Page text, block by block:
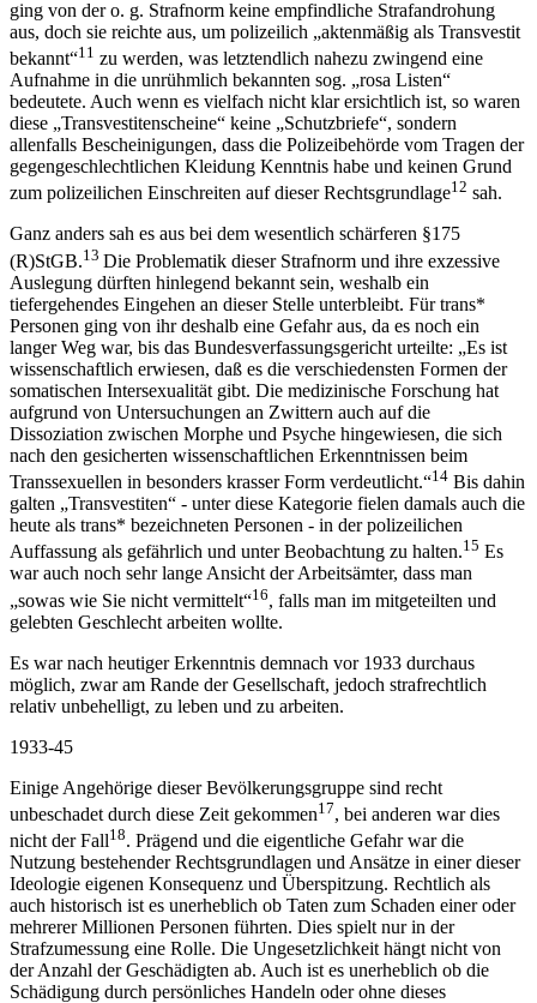
ging von der o. g. Strafnorm keine empfindliche Strafandrohung
aus, doch sie reichte aus, um polizeilich „aktenmäßig als Transvestit
bekannt“11 zu werden, was letztendlich nahezu zwingend eine
Aufnahme in die unrühmlich bekannten sog. „rosa Listen“
bedeutete. Auch wenn es vielfach nicht klar ersichtlich ist, so waren
diese „Transvestitenscheine“ keine „Schutzbriefe“, sondern
allenfalls Bescheinigungen, dass die Polizeibehörde vom Tragen der
gegengeschlechtlichen Kleidung Kenntnis habe und keinen Grund
zum polizeilichen Einschreiten auf dieser Rechtsgrundlage12 sah.
Ganz anders sah es aus bei dem wesentlich schärferen §175
(R)StGB.13 Die Problematik dieser Strafnorm und ihre exzessive
Auslegung dürften hinlegend bekannt sein, weshalb ein
tiefergehendes Eingehen an dieser Stelle unterbleibt. Für trans*
Personen ging von ihr deshalb eine Gefahr aus, da es noch ein
langer Weg war, bis das Bundesverfassungsgericht urteilte: „Es ist
wissenschaftlich erwiesen, daß es die verschiedensten Formen der
somatischen Intersexualität gibt. Die medizinische Forschung hat
aufgrund von Untersuchungen an Zwittern auch auf die
Dissoziation zwischen Morphe und Psyche hingewiesen, die sich
nach den gesicherten wissenschaftlichen Erkenntnissen beim
Transsexuellen in besonders krasser Form verdeutlicht.“14 Bis dahin
galten „Transvestiten“ - unter diese Kategorie fielen damals auch die
heute als trans* bezeichneten Personen - in der polizeilichen
Auffassung als gefährlich und unter Beobachtung zu halten.15 Es
war auch noch sehr lange Ansicht der Arbeitsämter, dass man
„sowas wie Sie nicht vermittelt“16, falls man im mitgeteilten und
gelebten Geschlecht arbeiten wollte.
Es war nach heutiger Erkenntnis demnach vor 1933 durchaus
möglich, zwar am Rande der Gesellschaft, jedoch strafrechtlich
relativ unbehelligt, zu leben und zu arbeiten.
1933-45
Einige Angehörige dieser Bevölkerungsgruppe sind recht
unbeschadet durch diese Zeit gekommen17, bei anderen war dies
nicht der Fall18. Prägend und die eigentliche Gefahr war die
Nutzung bestehender Rechtsgrundlagen und Ansätze in einer dieser
Ideologie eigenen Konsequenz und Überspitzung. Rechtlich als
auch historisch ist es unerheblich ob Taten zum Schaden einer oder
mehrerer Millionen Personen führten. Dies spielt nur in der
Strafzumessung eine Rolle. Die Ungesetzlichkeit hängt nicht von
der Anzahl der Geschädigten ab. Auch ist es unerheblich ob die
Schädigung durch persönliches Handeln oder ohne dieses